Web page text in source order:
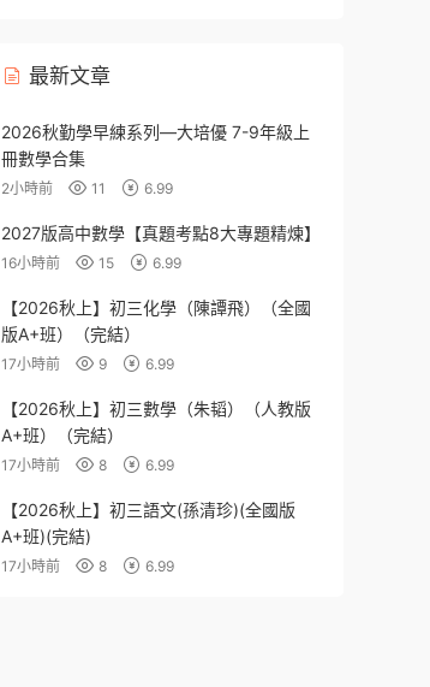
最新文章
2026秋勤學早練系列—大培優 7-9年級上
冊數學合集
2小時前 11 6.99
2027版高中數學【真題考點8大專題精煉】
16小時前 15 6.99
【2026秋上】初三化學（陳譚飛）（全國
版A+班）（完結）
17小時前 9 6.99
【2026秋上】初三數學（朱韬）（人教版
A+班）（完結）
17小時前 8 6.99
【2026秋上】初三語文(孫清珍)(全國版
A+班)(完結)
17小時前 8 6.99